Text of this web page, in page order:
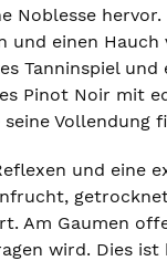
Noblesse hervor.
und einen Hauch
Tanninspiel und
Pinot Noir mit
Vollendung
und eine
Am Gaumen
wird. Dies ist